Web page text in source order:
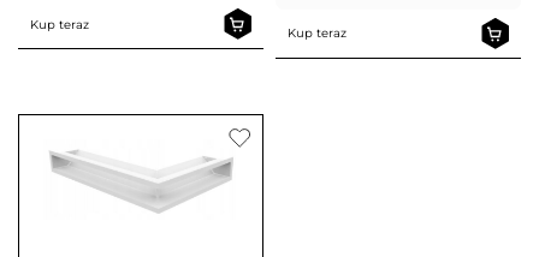
Kup teraz
Kup teraz